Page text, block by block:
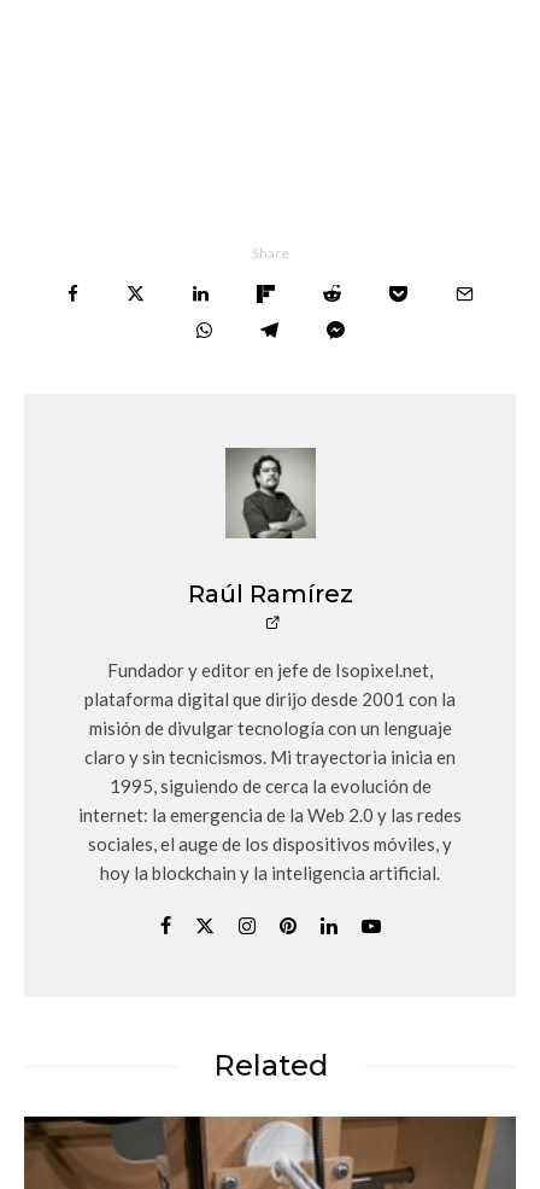
Share
Raúl Ramírez
Fundador y editor en jefe de Isopixel.net,
plataforma digital que dirijo desde 2001 con la
misión de divulgar tecnología con un lenguaje
claro y sin tecnicismos. Mi trayectoria inicia en
1995, siguiendo de cerca la evolución de
internet: la emergencia de la Web 2.0 y las redes
sociales, el auge de los dispositivos móviles, y
hoy la blockchain y la inteligencia artificial.
Related